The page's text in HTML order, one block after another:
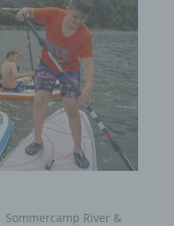
Sommercamp River &